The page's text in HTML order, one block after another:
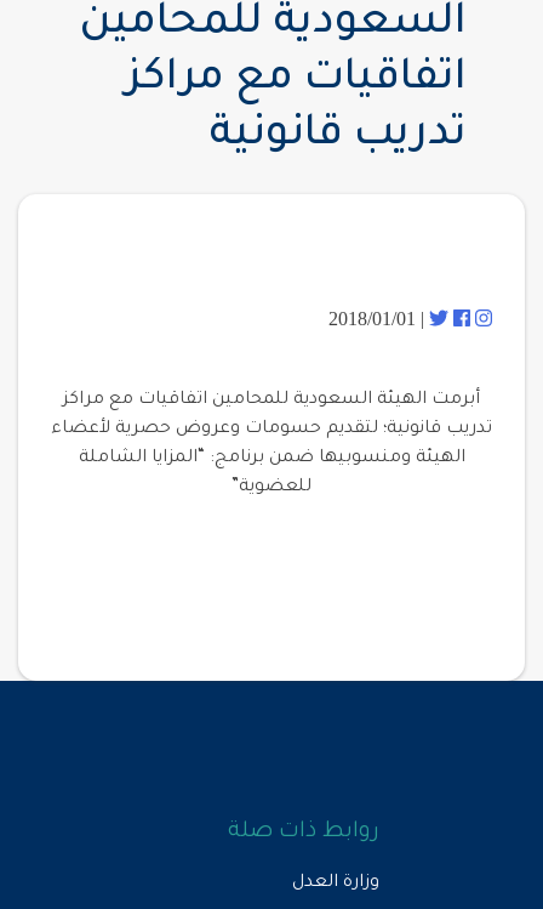
السعودية للمحامين
اتفاقيات مع مراكز
تدريب قانونية
| 2018/01/01
أبرمت الهيئة السعودية للمحامين اتفاقيات مع مراكز
تدريب قانونية؛ لتقديم حسومات وعروض حصرية لأعضاء
الهيئة ومنسوبيها ضمن برنامج: “المزايا الشاملة
للعضوية”
روابط ذات صلة
وزارة العدل